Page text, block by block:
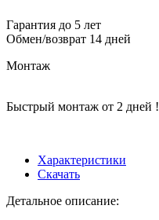
Гарантия до 5 лет
Обмен/возврат 14 дней
Монтаж
Быстрый монтаж от 2 дней !
Характеристики
Скачать
Детальное описание: